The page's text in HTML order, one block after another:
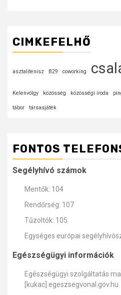
CIMKEFELHŐ
asztalitenisz B29 coworking
Kelenvölgy közösség közösségi iroda
tábor társasjáték
FONTOS
Segélyhívó számok
Mentők: 104
Rendőrség: 107
Tűzoltók: 105
Egységes európai
Egészségügyi információk
Egészségügyi szolgáltatás
[kukac] egeszsegvonal.gov.hu